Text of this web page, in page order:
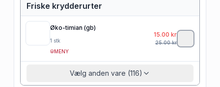
Friske krydderurter
Øko-timian (gb)
1 stk
MENY
15.00 kr
25.00kr
Vælg anden vare (116)